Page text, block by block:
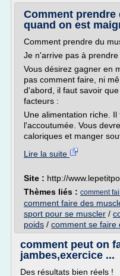
Comment
quand on est
Comment prendre du
Je n'arrive pas à
Vous désirez gagner en
pas comment faire, ni
d'abord, il faut savoir
facteurs :
Une alimentation riche.
l'accoutumée. Vous
caloriques et manger
Lire la suite
Site : http://
Thèmes liés : comment
comment faire des
sport pour se muscler /
poids / comment se faire
comment peut on
jambes,exercice ...
Des résultats bien réels !